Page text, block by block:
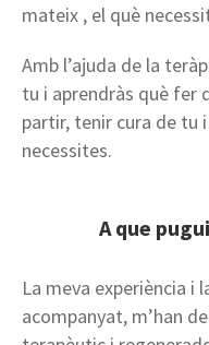
mateix , el què
Amb l’ajuda de la
tu i aprendràs què fer
partir, tenir cura de tu
necessites.
A que
La meva experiència i
acompanyat, m’han